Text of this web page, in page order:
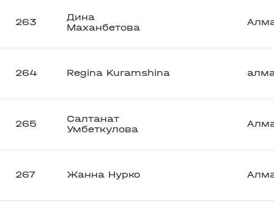
263
Дина
Маханбетова
264 Regina Kuramshina
265
Салтанат
Умбеткулова
267 Жанна Нурко